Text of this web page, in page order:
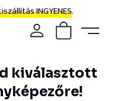
INGYENES.
kiválasztott